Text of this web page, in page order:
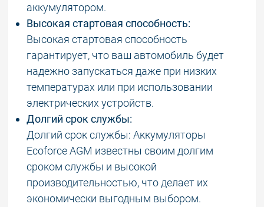
аккумулятором.
Высокая стартовая способность:
Высокая стартовая способность
гарантирует, что ваш автомобиль будет
надежно запускаться даже при низких
температурах или при использовании
электрических устройств.
Долгий срок службы:
Долгий срок службы: Аккумуляторы
Ecoforce AGM известны своим долгим
сроком службы и высокой
производительностью, что делает их
экономически выгодным выбором.